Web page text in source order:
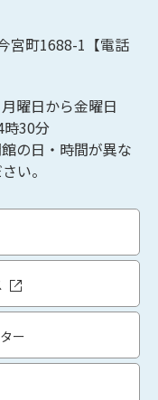
宮町1688-1【電話
曜日から金曜日
時30分
の日・時間が異な
い。
ー